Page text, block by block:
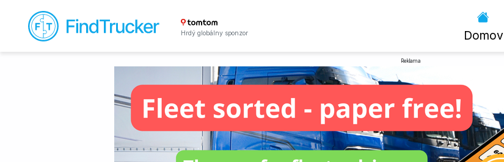
Hrdý globálny sponzor Domov
Reklama